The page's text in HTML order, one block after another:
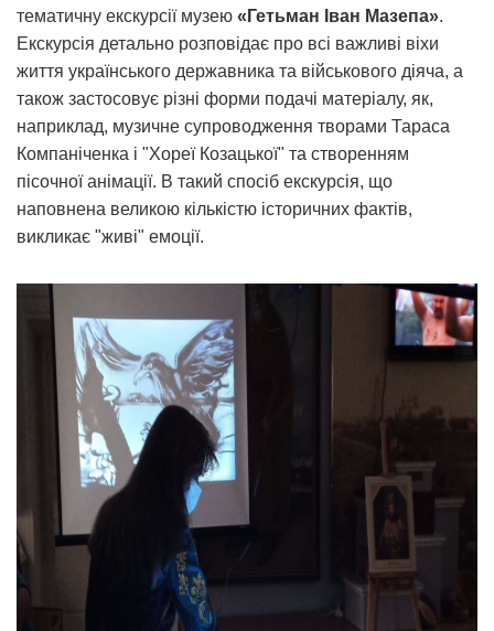
тематичну екскурсії музею «Гетьман Іван Мазепа».
Екскурсія детально розповідає про всі важливі віхи
життя українського державника та військового діяча, а
також застосовує різні форми подачі матеріалу, як,
наприклад, музичне супроводження творами Тараса
Компаніченка і "Хореї Козацької" та створенням
пісочної анімації. В такий спосіб екскурсія, що
наповнена великою кількістю історичних фактів,
викликає "живі" емоції.